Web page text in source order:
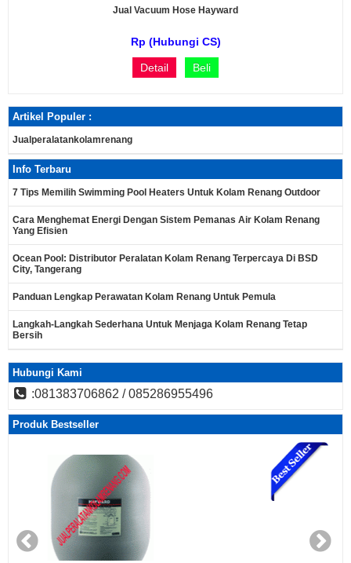
Jual Vacuum Hose Hayward
Rp (Hubungi CS)
Detail Beli
Artikel Populer :
Jualperalatankolamrenang
Info Terbaru
7 Tips Memilih Swimming Pool Heaters Untuk Kolam Renang Outdoor
Cara Menghemat Energi Dengan Sistem Pemanas Air Kolam Renang
Yang Efisien
Ocean Pool: Distributor Peralatan Kolam Renang Terpercaya Di BSD
City, Tangerang
Panduan Lengkap Perawatan Kolam Renang Untuk Pemula
Langkah-Langkah Sederhana Untuk Menjaga Kolam Renang Tetap
Bersih
Hubungi Kami
:081383706862 / 085286955496
Produk Bestseller